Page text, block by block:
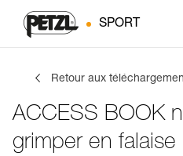
SPORT
Retour aux
ACCESS BOOK
grimper en falaise